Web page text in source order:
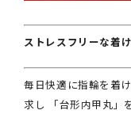
ストレスフリーな着
毎日快適に指輪を着
求し 「台形内甲丸」